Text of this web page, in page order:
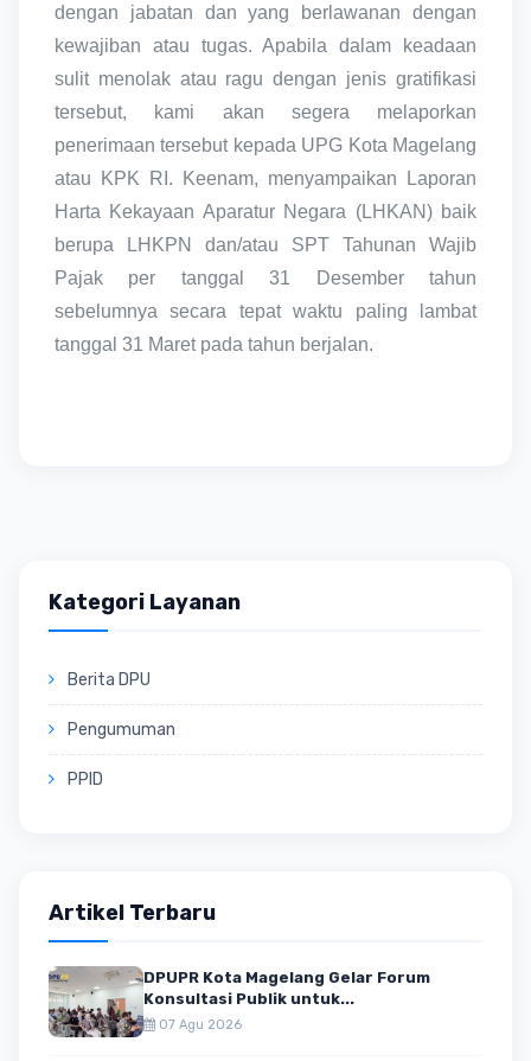
dengan jabatan dan yang berlawanan dengan
kewajiban atau tugas. Apabila dalam keadaan
sulit menolak atau ragu dengan jenis gratifikasi
tersebut, kami akan segera melaporkan
penerimaan tersebut kepada UPG Kota Magelang
atau KPK RI. Keenam, menyampaikan Laporan
Harta Kekayaan Aparatur Negara (LHKAN) baik
berupa LHKPN dan/atau SPT Tahunan Wajib
Pajak per tanggal 31 Desember tahun
sebelumnya secara tepat waktu paling lambat
tanggal 31 Maret pada tahun berjalan.
Kategori Layanan
Berita DPU
Pengumuman
PPID
Artikel Terbaru
DPUPR Kota Magelang Gelar Forum
Konsultasi Publik untuk...
07 Agu 2026